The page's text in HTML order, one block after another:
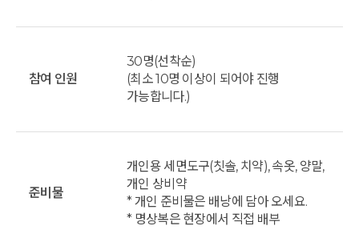
참여 인원
30명(선착순)
(최소 10명 이상이 되어야 진행
가능합니다.)
준비물
개인용 세면도구(칫솔, 치약), 속옷, 양말,
개인 상비약
* 개인 준비물은 배낭에 담아 오세요.
* 명상복은 현장에서 직접 배부